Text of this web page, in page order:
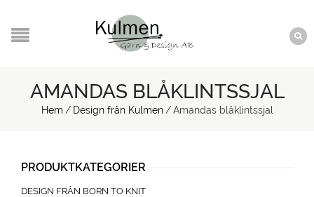
AMANDAS BLÅKLINTSSJAL
Hem / Design från Kulmen / Amandas blåklintssjal
PRODUKTKATEGORIER
DESIGN FRÅN BORN TO KNIT